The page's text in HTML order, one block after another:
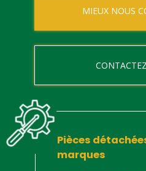
MIEUX NOUS
Pièces
marques